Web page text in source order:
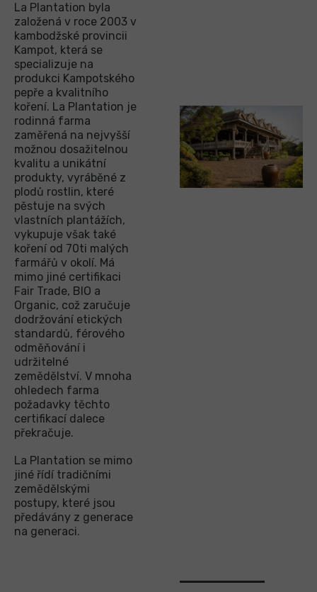
La Plantation byla
založená v roce 2003 v
kambodžské provincii
Kampot, která se
specializuje na
produkci Kampotského
pepře a kvalitního
koření. La Plantation je
rodinná farma
zaměřená na nejvyšší
možnou dosažitelnou
kvalitu a unikátní
produkty, vyráběné z
plodů rostlin, které
pěstuje na svých
vlastních plantážích,
vykupuje však také
koření od 70ti malých
farmářů v okolí. Má
mimo jiné certifikaci
Fair Trade, BIO a
Organic, což zaručuje
dodržování etických
standardů, férového
odměňování i
udržitelné
zemědělství. V mnoha
ohledech farma
požadavky těchto
certifikací dalece
překračuje.
La Plantation se mimo
jiné řídí tradičními
zemědělskými
postupy, které jsou
předávány z generace
na generaci.